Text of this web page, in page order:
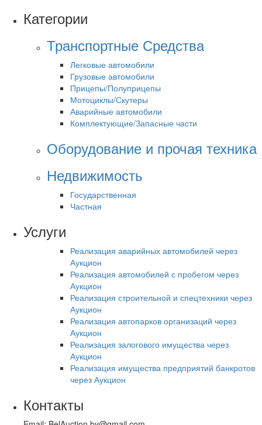
Категории
Транспортные Средства
Легковые автомобили
Грузовые автомобили
Прицепы/Полуприцепы
Мотоциклы/Скутеры
Аварийные автомобили
Комплектующие/Запасные части
Оборудование и прочая техника
Недвижимость
Государственная
Частная
Услуги
Реализация аварийных автомобилей через
Аукцион
Реализация автомобилей с пробегом через
Аукцион
Реализация строительной и спецтехники через
Аукцион
Реализация автопарков организаций через
Аукцион
Реализация залогового имущества через
Аукцион
Реализация имущества предприятий банкротов
через Аукцион
Контакты